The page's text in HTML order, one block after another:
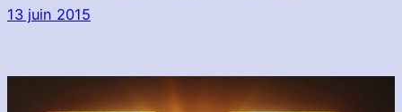
13 juin 2015